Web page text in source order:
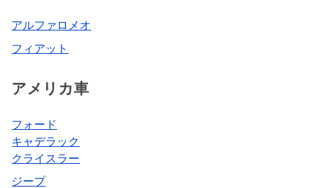
アルファロメオ
フィアット
アメリカ車
フォード
キャデラック
クライスラー
ジープ